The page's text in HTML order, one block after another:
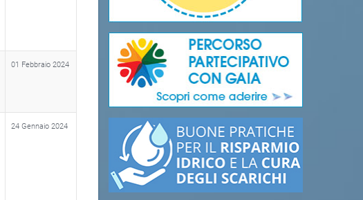
01 Febbraio 2024
24 Gennaio 2024